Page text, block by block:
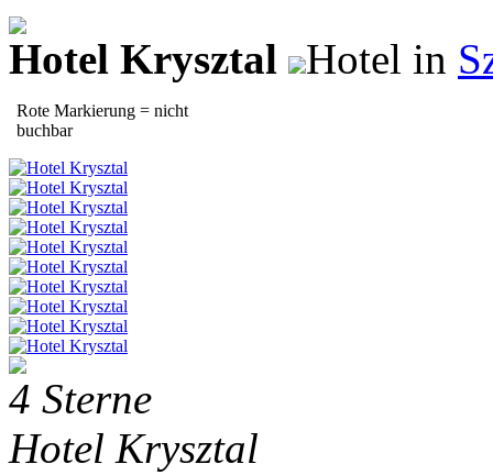
Hotel Krysztal
Hotel in
Rote Markierung = nicht
buchbar
4 Sterne
Hotel Krysztal